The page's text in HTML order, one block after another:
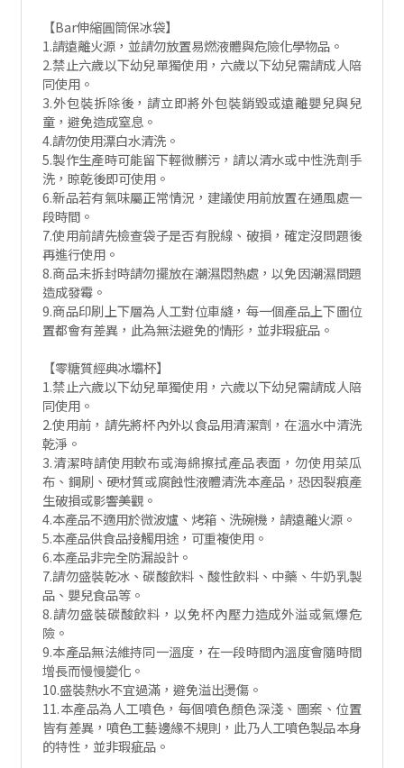
【Bar伸縮圓筒保冰袋】
1.請遠離火源，並請勿放置易燃液體與危險化學物品。
2.禁止六歲以下幼兒單獨使用，六歲以下幼兒需請成人陪
同使用。
3.外包裝拆除後，請立即將外包裝銷毀或遠離嬰兒與兒
童，避免造成窒息。
4.請勿使用漂白水清洗。
5.製作生產時可能留下輕微髒污，請以清水或中性洗劑手
洗，晾乾後即可使用。
6.新品若有氣味屬正常情況，建議使用前放置在通風處一
段時間。
7.使用前請先檢查袋子是否有脫線、破損，確定沒問題後
再進行使用。
8.商品未拆封時請勿擺放在潮濕悶熱處，以免因潮濕問題
造成發霉。
9.商品印刷上下層為人工對位車縫，每一個產品上下圖位
置都會有差異，此為無法避免的情形，並非瑕疵品。
【零糖質經典冰壩杯】
1.禁止六歲以下幼兒單獨使用，六歲以下幼兒需請成人陪
同使用。
2.使用前，請先將杯內外以食品用清潔劑，在溫水中清洗
乾淨。
3.清潔時請使用軟布或海綿擦拭產品表面，勿使用菜瓜
布、鋼刷、硬材質或腐蝕性液體清洗本產品，恐因裂痕產
生破損或影響美觀。
4.本產品不適用於微波爐、烤箱、洗碗機，請遠離火源。
5.本產品供食品接觸用途，可重複使用。
6.本產品非完全防漏設計。
7.請勿盛裝乾冰、碳酸飲料、酸性飲料、中藥、牛奶乳製
品、嬰兒食品等。
8.請勿盛裝碳酸飲料，以免杯內壓力造成外溢或氣爆危
險。
9.本產品無法維持同一溫度，在一段時間內溫度會隨時間
增長而慢慢變化。
10.盛裝熱水不宜過滿，避免溢出燙傷。
11.本產品為人工噴色，每個噴色顏色深淺、圖案、位置
皆有差異，噴色工藝邊緣不規則，此乃人工噴色製品本身
的特性，並非瑕疵品。